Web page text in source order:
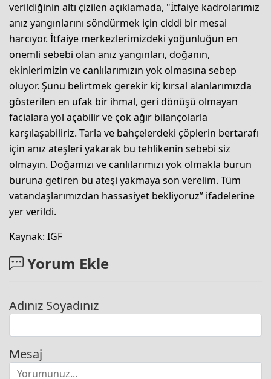
verildiğinin altı çizilen açıklamada, "İtfaiye kadrolarımız
anız yangınlarını söndürmek için ciddi bir mesai
harcıyor. İtfaiye merkezlerimizdeki yoğunluğun en
önemli sebebi olan anız yangınları, doğanın,
ekinlerimizin ve canlılarımızın yok olmasına sebep
oluyor. Şunu belirtmek gerekir ki; kırsal alanlarımızda
gösterilen en ufak bir ihmal, geri dönüşü olmayan
facialara yol açabilir ve çok ağır bilançolarla
karşılaşabiliriz. Tarla ve bahçelerdeki çöplerin bertarafı
için anız ateşleri yakarak bu tehlikenin sebebi siz
olmayın. Doğamızı ve canlılarımızı yok olmakla burun
buruna getiren bu ateşi yakmaya son verelim. Tüm
vatandaşlarımızdan hassasiyet bekliyoruz” ifadelerine
yer verildi.
Kaynak: IGF
Yorum Ekle
Adınız Soyadınız
Mesaj